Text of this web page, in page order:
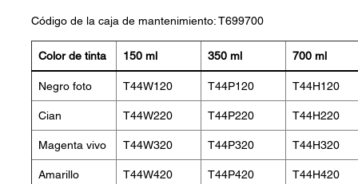
Código de la caja de mantenimiento: T699700
Color de tinta 150 ml 350 ml 700 ml
Negro foto T44W120 T44P120 T44H120
Cian T44W220 T44P220 T44H220
Magenta vivo T44W320 T44P320 T44H320
Amarillo T44W420 T44P420 T44H420